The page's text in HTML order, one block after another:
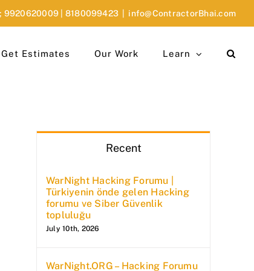
9920620009 8180099423 info@ContractorBhai.com
Get Estimates Our Work Learn
Recent
WarNight Hacking Forumu |
Türkiyenin önde gelen Hacking
forumu ve Siber Güvenlik
topluluğu
July 10th, 2026
WarNight.ORG – Hacking Forumu